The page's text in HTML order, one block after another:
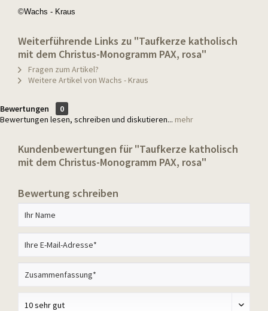
©Wachs - Kraus
Weiterführende Links zu "Taufkerze katholisch
mit dem Christus-Monogramm PAX, rosa"
Fragen zum Artikel?
Weitere Artikel von Wachs - Kraus
Bewertungen
0
Bewertungen lesen, schreiben und diskutieren... mehr
Kundenbewertungen für "Taufkerze katholisch
mit dem Christus-Monogramm PAX, rosa"
Bewertung schreiben